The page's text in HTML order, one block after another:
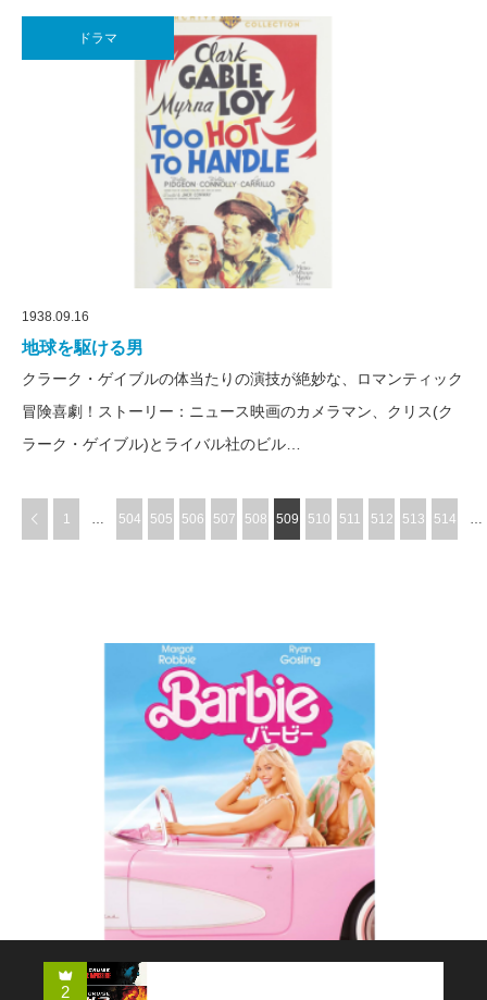
ドラマ
1938.09.16
地球を駆ける男
クラーク・ゲイブルの体当たりの演技が絶妙な、ロマンティック
冒険喜劇！ストーリー：ニュース映画のカメラマン、クリス(ク
ラーク・ゲイブル)とライバル社のビル…
1 504 505 506 507 508 509 510 511 512 513 514
2